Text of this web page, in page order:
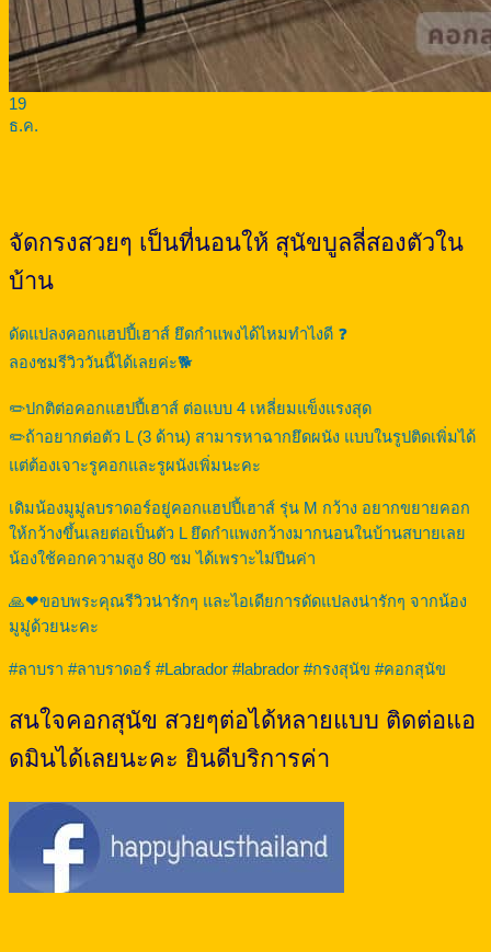
19
ธ.ค.
จัดกรงสวยๆ เป็นที่นอนให้ สุนัขบูลลี่สองตัวใน
บ้าน
ดัดแปลงคอกแฮปปี้เฮาส์ ยึดกำแพงได้ไหมทำไงดี ❓
ลองชมรีวิววันนี้ได้เลยค่ะ🐕
✏️ปกติต่อคอกแฮปปี้เฮาส์ ต่อแบบ 4 เหลี่ยมแข็งแรงสุด
✏️ถ้าอยากต่อตัว L (3 ด้าน) สามารหาฉากยึดผนัง แบบในรูปติดเพิ่มได้
แต่ต้องเจาะรูคอกและรูผนังเพิ่มนะคะ
เดิมน้องมูมู่ลบราดอร์อยู่คอกแฮปปี้เฮาส์ รุ่น M กว้าง อยากขยายคอก
ให้กว้างขึ้นเลยต่อเป็นตัว L ยึดกำแพงกว้างมากนอนในบ้านสบายเลย
น้องใช้คอกความสูง 80 ซม ได้เพราะไม่ปีนค่า
🙏❤ขอบพระคุณรีวิวน่ารักๆ และไอเดียการดัดแปลงน่ารักๆ จากน้อง
มูมู่ด้วยนะคะ
#ลาบรา #ลาบราดอร์ #Labrador #labrador #กรงสุนัข #คอกสุนัข
สนใจคอกสุนัข สวยๆต่อได้หลายแบบ ติดต่อแอ
ดมินได้เลยนะคะ ยินดีบริการค่า